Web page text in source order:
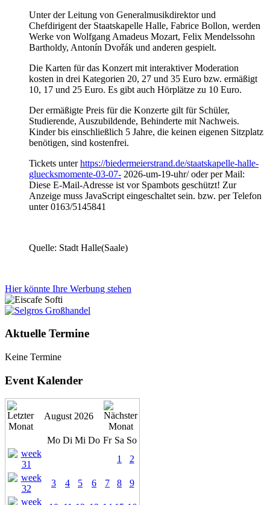
Unter der Leitung von Generalmusikdirektor und
Chefdirigent der Staatskapelle Halle, Fabrice Bollon, werden
Werke von Wolfgang Amadeus Mozart, Felix Mendelssohn
Bartholdy, Antonín Dvořák und anderen gespielt.
Die Karten für das Konzert mit interaktiver Moderation
kosten in drei Kategorien 20, 27 und 35 Euro bzw. ermäßigt
10, 17 und 25 Euro. Es gibt auch Hörplätze zu 10 Euro.
Der ermäßigte Preis für die Konzerte gilt für Schüler,
Studierende, Auszubildende, Behinderte mit Nachweis.
Kinder bis einschließlich 5 Jahre, die keinen eigenen Sitzplatz
benötigen, sind kostenfrei.
Tickets unterhttps://biedermeierstrand.de/staatskapelle-halle-
gluecksmomente-03-07- 2026-um-19-uhr/ oder per Mail:
Diese E-Mail-Adresse ist vor Spambots geschützt! Zur
Anzeige muss JavaScript eingeschaltet sein. bzw. per Telefon
unter 0163/5145841
Quelle: Stadt Halle(Saale)
Hier könnte Ihre Werbung stehen
Aktuelle Termine
Keine Termine
Event Kalender
August 2026
Mo Di Mi Do Fr Sa So
1
2
3 4 5 6 7 8 9